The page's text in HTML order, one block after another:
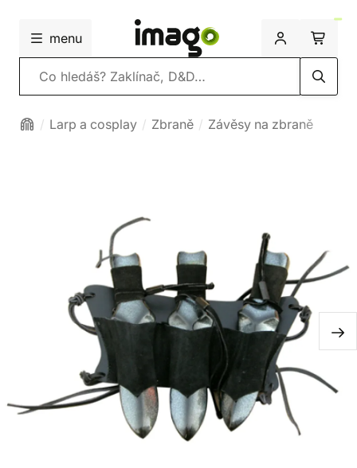
menu
Vyhledávání
Larp a cosplay Zbraně Závěsy na zbraně